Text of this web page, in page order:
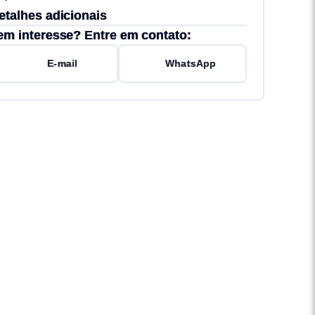
adicionais
interesse? Entre em contato:
E-mail WhatsApp